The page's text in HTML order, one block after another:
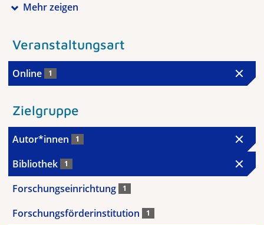
Mehr zeigen
Veranstaltungsart
Online 1
Zielgruppe
Autor*innen 1
Bibliothek 1
Forschungseinrichtung 1
Forschungsförderinstitution 1